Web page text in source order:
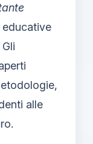
educative
alle